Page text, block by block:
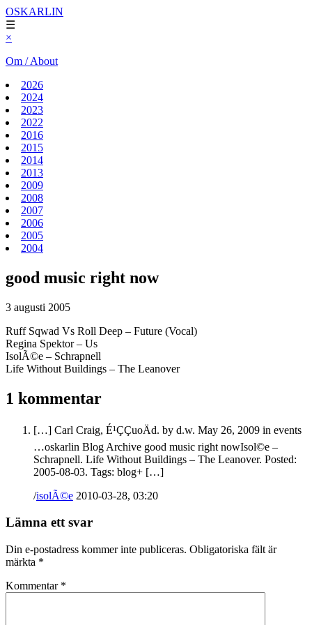
OSKARLIN
☰
×
Om / About
2026
2024
2023
2022
2016
2015
2014
2013
2009
2008
2007
2006
2005
2004
good music right now
3 augusti 2005
Ruff Sqwad Vs Roll Deep – Future (Vocal)
Regina Spektor – Us
IsolÃ©e – Schrapnell
Life Without Buildings – The Leanover
1 kommentar
[…] Carl Craig, É¹ÇÇuoÄd. by d.w. May 26, 2009 in events
…oskarlin Blog Archive good music right nowIsol©e –
Schrapnell. Life Without Buildings – The Leanover. Posted:
2005-08-03. Tags: blog+ […]
/isolÃ©e 2010-03-28, 03:20
Lämna ett svar
Din e-postadress kommer inte publiceras. Obligatoriska fält är
märkta *
Kommentar *